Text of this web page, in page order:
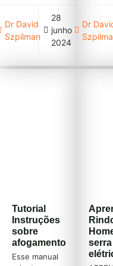
KIM NA
ESCOLA em
prevenção de
#aula
Dr David
Szpilman
28
junho
2024
sobre
#aula
Dr
Tutorial
Instruções
sobre
afogamento
Esse manual
serra